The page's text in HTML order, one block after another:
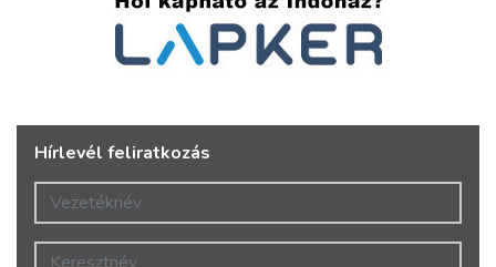
Hírlevél feliratkozás
Vezetéknév
Keresztnév